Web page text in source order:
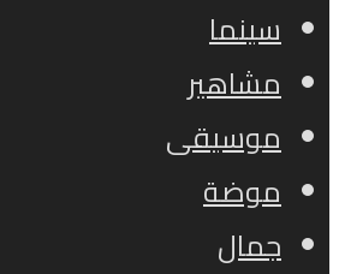
سينما
مشاهير
موسيقى
موضة
جمال